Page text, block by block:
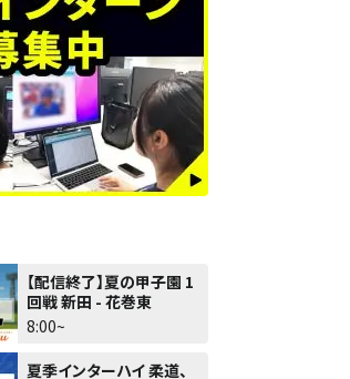
【配信終了】夏の甲子園 1
回戦 新田 - 花巻東
8:00~
夏季インターハイ 柔道、